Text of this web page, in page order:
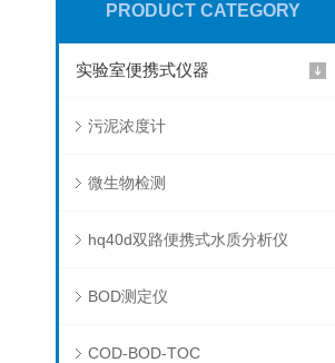
PRODUCT CATEGORY
实验室便携式仪器
污泥浓度计
微生物检测
hq40d双路便携式水质分析仪
BOD测定仪
COD-BOD-TOC